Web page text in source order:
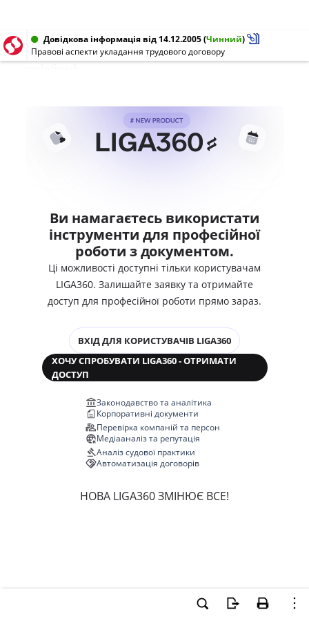
Довідкова інформація від 14.12.2005(Чинний)
Правові аспекти укладання трудового договору
Ви намагаєтесь використати
інструменти для професійної
роботи з документом.
Ці можливості доступні тільки користувачам
LIGA360. Залишайте заявку та отримайте
доступ для професійної роботи прямо зараз.
ВХІД ДЛЯ КОРИСТУВАЧІВ LIGA360
ХОЧУ СПРОБУВАТИ LIGA360 - ОТРИМАТИ
ДОСТУП
Законодавство та аналітика
Корпоративні документи
Перевірка компаній та персон
Медіааналіз та репутація
Аналіз судової практики
Автоматизація договорів
НОВА LIGA360 ЗМІНЮЄ ВСЕ!